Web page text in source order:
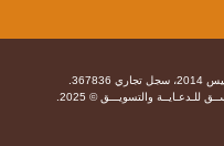
والتسويـــق © 2025.